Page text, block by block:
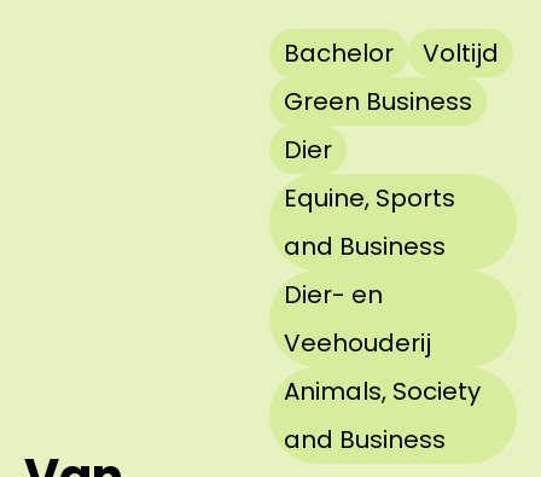
Bachelor
Voltijd
Green Business
Dier
Equine, Sports
and Business
Dier- en
Veehouderij
Animals, Society
and Business